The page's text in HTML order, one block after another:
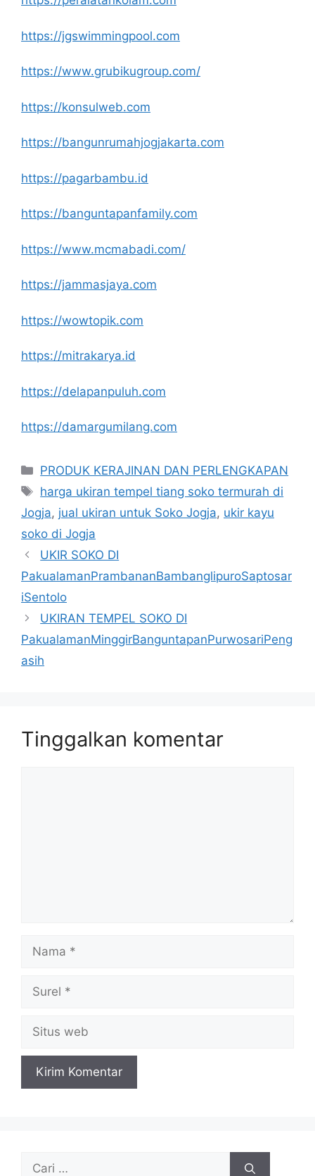
https://jgswimmingpool.com
https://www.grubikugroup.com/
https://konsulweb.com
https://bangunrumahjogjakarta.com
https://pagarbambu.id
https://banguntapanfamily.com
https://www.mcmabadi.com/
https://jammasjaya.com
https://wowtopik.com
https://mitrakarya.id
https://delapanpuluh.com
https://damargumilang.com
Kategori
PRODUK KERAJINAN DAN PERLENGKAPAN
Tag
harga ukiran tempel tiang soko termurah di
Jogja, jual ukiran untuk Soko Jogja, ukir kayu
soko di Jogja
UKIR SOKO DI
PakualamanPrambananBambanglipuroSaptosar
iSentolo
UKIRAN TEMPEL SOKO DI
PakualamanMinggirBanguntapanPurwosariPeng
asih
Tinggalkan komentar
Nama
Surel
Situs
web
Cari